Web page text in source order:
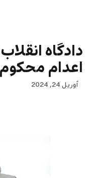
دادگاه
اعدام
آوریل 24, 2024